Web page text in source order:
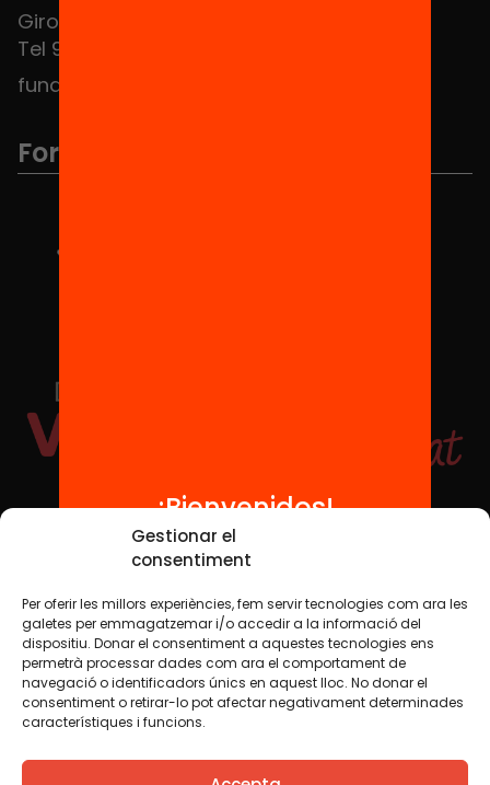
Gestionar el
consentiment
Per oferir les millors experiències, fem servir tecnologies com ara les
galetes per emmagatzemar i/o accedir a la informació del
dispositiu. Donar el consentiment a aquestes tecnologies ens
permetrà processar dades com ara el comportament de
navegació o identificadors únics en aquest lloc. No donar el
consentiment o retirar-lo pot afectar negativament determinades
característiques i funcions.
Girona 34, interior 08010 Barcelona
Tel 934 588 700
fundacio@equitat.org
Formamos parte de...
Redes sociales
TWT YTB IG FB IN
Aviso legalPolítica de cookies
Creemos que el conocimiento debe compartirse. Por eso
¡Bienvenidos!